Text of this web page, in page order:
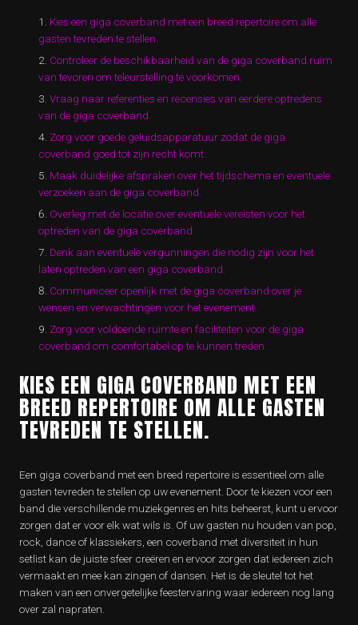
Kies een giga coverband met een breed repertoire om alle
gasten tevreden te stellen.
Controleer de beschikbaarheid van de giga coverband ruim
van tevoren om teleurstelling te voorkomen.
Vraag naar referenties en recensies van eerdere optredens
van de giga coverband.
Zorg voor goede geluidsapparatuur zodat de giga
coverband goed tot zijn recht komt.
Maak duidelijke afspraken over het tijdschema en eventuele
verzoeken aan de giga coverband.
Overleg met de locatie over eventuele vereisten voor het
optreden van de giga coverband.
Denk aan eventuele vergunningen die nodig zijn voor het
laten optreden van een giga coverband.
Communiceer openlijk met de giga coverband over je
wensen en verwachtingen voor het evenement.
Zorg voor voldoende ruimte en faciliteiten voor de giga
coverband om comfortabel op te kunnen treden.
KIES EEN GIGA COVERBAND MET EEN
BREED REPERTOIRE OM ALLE GASTEN
TEVREDEN TE STELLEN.
Een giga coverband met een breed repertoire is essentieel om alle
gasten tevreden te stellen op uw evenement. Door te kiezen voor een
band die verschillende muziekgenres en hits beheerst, kunt u ervoor
zorgen dat er voor elk wat wils is. Of uw gasten nu houden van pop,
rock, dance of klassiekers, een coverband met diversiteit in hun
setlist kan de juiste sfeer creëren en ervoor zorgen dat iedereen zich
vermaakt en mee kan zingen of dansen. Het is de sleutel tot het
maken van een onvergetelijke feestervaring waar iedereen nog lang
over zal napraten.